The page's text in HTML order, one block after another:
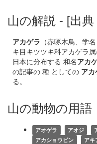
山の解説 - [出典
アカゲラ （赤啄木鳥、学名
キ目キツツキ科アカゲラ属
日本に分布する 和名アカ
の記事の 種 としての アカ
る。
山の動物の用語
アオゲラ アオジ
アカショウビン
アキ